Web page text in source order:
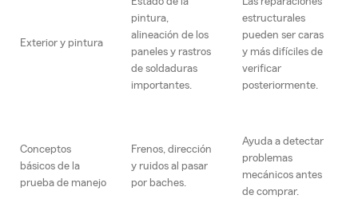
Exterior y pintura
pintura,
alineación de los
paneles y rastros
de soldaduras
importantes.
estructurales
pueden ser caras
y más difíciles de
verificar
posteriormente.
Conceptos
básicos de la
prueba de manejo
Frenos, dirección
y ruidos al pasar
por baches.
Ayuda a detectar
problemas
mecánicos antes
de comprar.